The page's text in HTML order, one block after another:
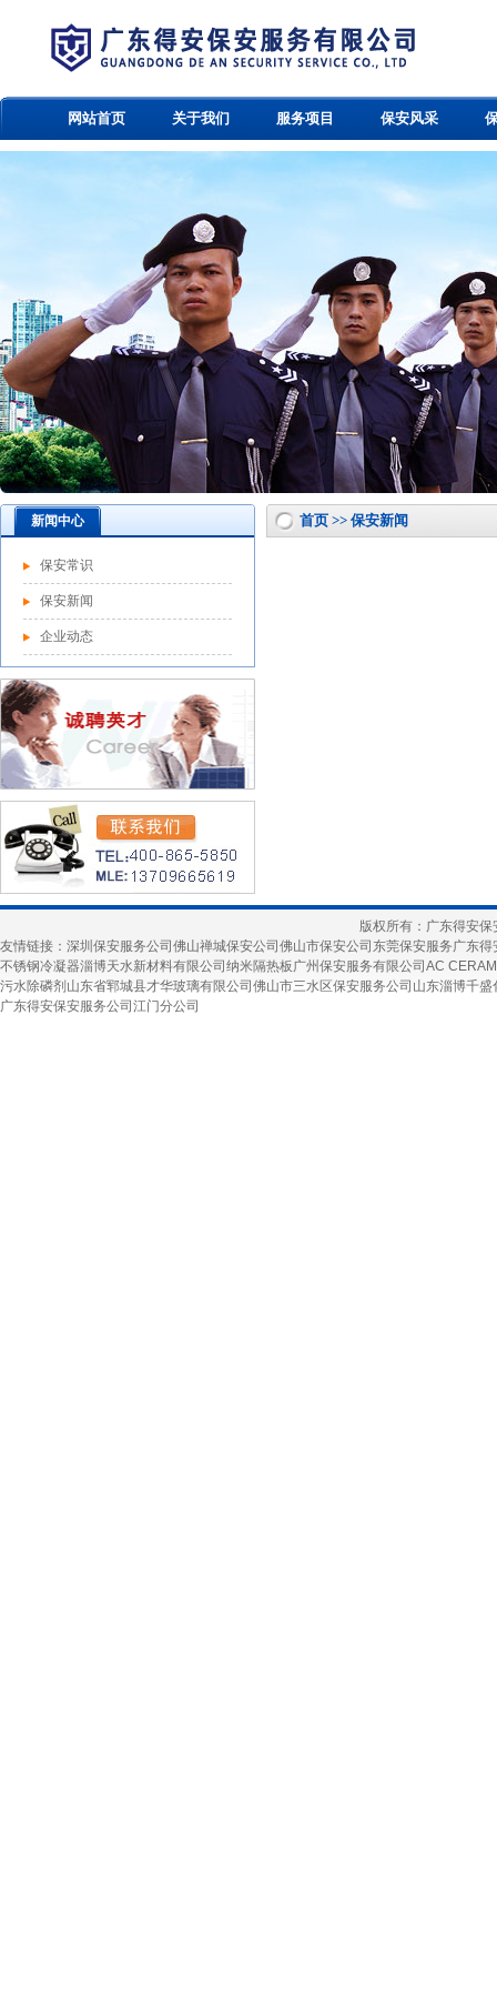
网站首页 关于我们 服务项目 保安风采
新闻中心
保安常识
保安新闻
企业动态
首页 >> 保安新闻
版权所有：广东得安
友情链接： 深圳保安服务公司 佛山禅城保安公司 佛山市保安公司 东莞保安服务广东得
不锈钢冷凝器淄博天水新材料有限公司 纳米隔热板广州保安服务有限公司 AC
污水除磷剂 山东省郓城县才华玻璃有限公司 佛山市三水区保安服务公司 山东淄博千
广东得安保安服务公司江门分公司